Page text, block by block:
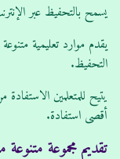
يسمح بالتحفيظ عبر
يقدم موارد تعليمية
التحفيظ.
يتيح للمتعلمين
أقصى استفادة.
تقديم مجموعة متنوعة